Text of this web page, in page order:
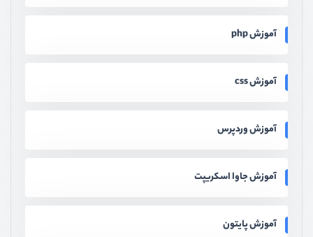
آموزش php
آموزش css
آموزش وردپرس
آموزش جاوا اسکریپت
آموزش پایتون